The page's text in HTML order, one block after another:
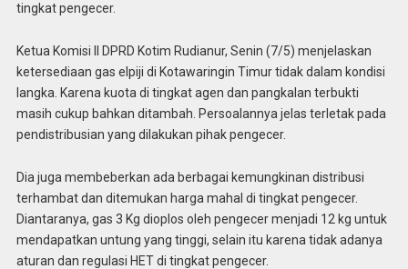
tingkat pengecer.
Ketua Komisi II DPRD Kotim Rudianur, Senin (7/5) menjelaskan
ketersediaan gas elpiji di Kotawaringin Timur tidak dalam kondisi
langka. Karena kuota di tingkat agen dan pangkalan terbukti
masih cukup bahkan ditambah. Persoalannya jelas terletak pada
pendistribusian yang dilakukan pihak pengecer.
Dia juga membeberkan ada berbagai kemungkinan distribusi
terhambat dan ditemukan harga mahal di tingkat pengecer.
Diantaranya, gas 3 Kg dioplos oleh pengecer menjadi 12 kg untuk
mendapatkan untung yang tinggi, selain itu karena tidak adanya
aturan dan regulasi HET di tingkat pengecer.